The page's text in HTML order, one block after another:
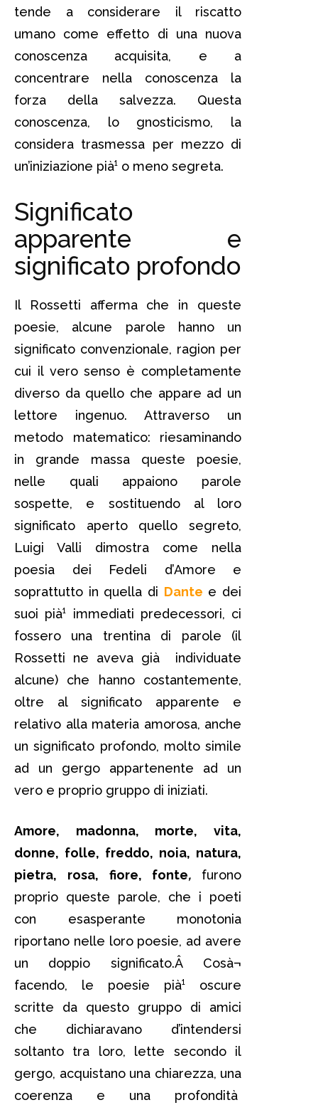
tende a considerare il riscatto
umano come effetto di una nuova
conoscenza acquisita, e a
concentrare nella conoscenza la
forza della salvezza. Questa
conoscenza, lo gnosticismo, la
considera trasmessa per mezzo di
un’iniziazione pià¹ o meno segreta.
Significato
apparente e
significato profondo
Il Rossetti afferma che in queste
poesie, alcune parole hanno un
significato convenzionale, ragion per
cui il vero senso è completamente
diverso da quello che appare ad un
lettore ingenuo. Attraverso un
metodo matematico: riesaminando
in grande massa queste poesie,
nelle quali appaiono parole
sospette, e sostituendo al loro
significato aperto quello segreto,
Luigi Valli dimostra come nella
poesia dei Fedeli d’Amore e
soprattutto in quella di Dante e dei
suoi pià¹ immediati predecessori, ci
fossero una trentina di parole (il
Rossetti ne aveva già individuate
alcune) che hanno costantemente,
oltre al significato apparente e
relativo alla materia amorosa, anche
un significato profondo, molto simile
ad un gergo appartenente ad un
vero e proprio gruppo di iniziati.
Amore, madonna, morte, vita,
donne, folle, freddo, noia, natura,
pietra, rosa, fiore, fonte, furono
proprio queste parole, che i poeti
con esasperante monotonia
riportano nelle loro poesie, ad avere
un doppio significato.Â Cosà¬
facendo, le poesie pià¹ oscure
scritte da questo gruppo di amici
che dichiaravano d’intendersi
soltanto tra loro, lette secondo il
gergo, acquistano una chiarezza, una
coerenza e una profondità